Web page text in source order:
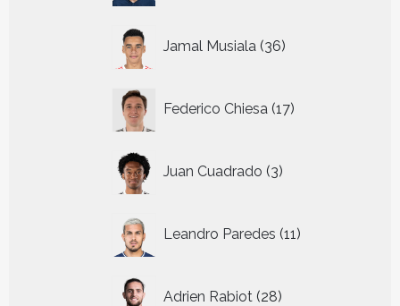
Jamal Musiala 36
producten
Federico Chiesa 17
producten
Juan Cuadrado 3
producten
Leandro Paredes 11
producten
Adrien Rabiot 28